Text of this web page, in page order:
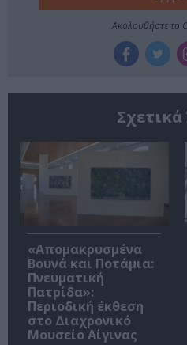
Ακολουθήστε το
«Απομακρυσμένα
Βουνά και Ποτάμια:
Πνευματική
Πατρίδα»:
Περιοδική έκθεση
στο Διαχρονικό
Μουσείο Αίγινας